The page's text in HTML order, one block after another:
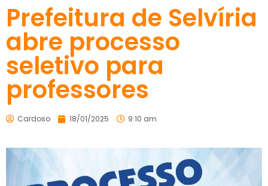
Prefeitura de Selvíria
abre processo
seletivo para
professores
Cardoso 18/01/2025 9:10 am